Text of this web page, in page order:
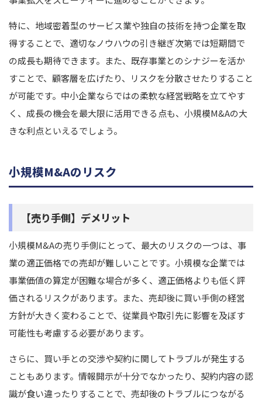
特に、地域密着型のサービス業や独自の技術を持つ企業を取
得することで、適切なノウハウの引き継ぎ次第では短期間で
の成長も期待できます。また、既存事業とのシナジーを活か
すことで、顧客層を広げたり、リスクを分散させたりすること
が可能です。中小企業ならではの柔軟な経営戦略を立てやす
く、成長の機会を最大限に活用できる点も、小規模M&Aの大
きな利点といえるでしょう。
小規模M&Aのリスク
【売り手側】デメリット
小規模M&Aの売り手側にとって、最大のリスクの一つは、事
業の適正価格での売却が難しいことです。小規模な企業では
事業価値の算定が困難な場合が多く、適正価格よりも低く評
価されるリスクがあります。また、売却後に買い手側の経営
方針が大きく変わることで、従業員や取引先に影響を及ぼす
可能性も考慮する必要があります。
さらに、買い手との交渉や契約に関してトラブルが発生する
こともあります。情報開示が十分でなかったり、契約内容の認
識が食い違ったりすることで、売却後のトラブルにつながる